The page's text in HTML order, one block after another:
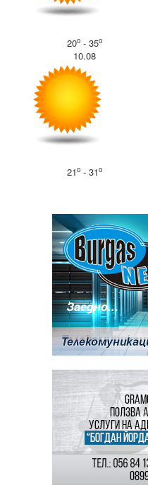
20o- 35o
10.08
21o- 31o